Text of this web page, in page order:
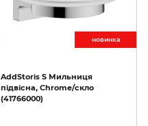
новинкa
AddStoris S Мильниця
підвісна, Chrome/скло
(41766000)